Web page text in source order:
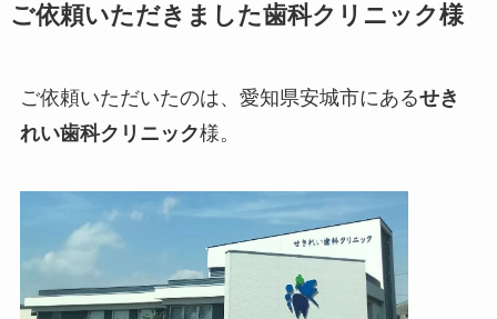
ご依頼いただきました歯科クリニック様
ご依頼いただいたのは、愛知県安城市にあるせき
れい歯科クリニック様。